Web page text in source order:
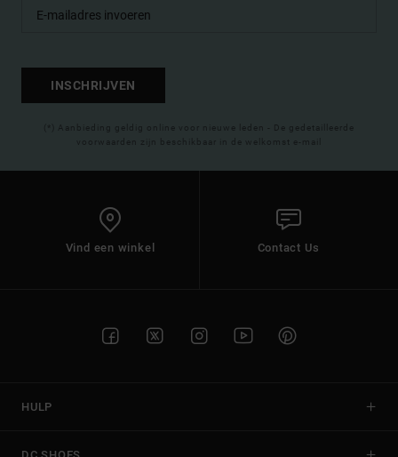
INSCHRIJVEN
(*) Aanbieding geldig online voor nieuwe leden - De gedetailleerde
voorwaarden zijn beschikbaar in de welkomst e-mail
Vind een winkel Contact Us
HULP